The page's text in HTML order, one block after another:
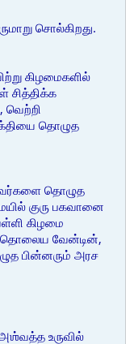
சொல்கிறது.
கிழமைகளில்
வெற்றி
தொழுத
தொழுத
குரு பகவானை
கிழமை
தொலைய வேன்டின்,
பின்னரும் அரச
உருவில்